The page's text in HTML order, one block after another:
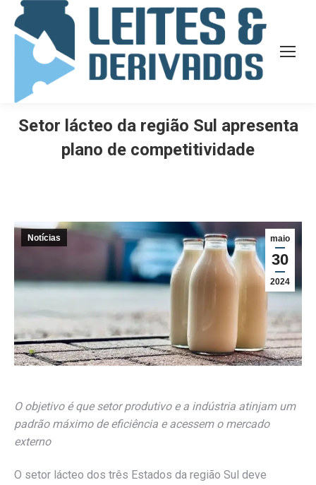
Setor lácteo da região Sul apresenta
plano de competitividade
maio
30
2024
Notícias
O objetivo é que setor produtivo e a indústria atinjam um
padrão máximo de eficiência e acessem o mercado
externo
O setor lácteo dos três Estados da região Sul deve